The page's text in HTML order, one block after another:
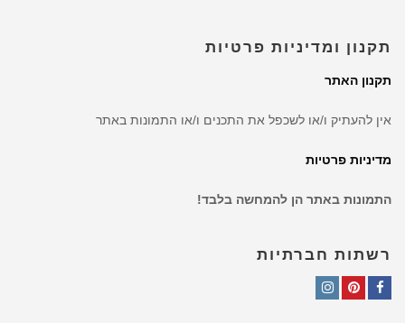
תקנון ומדיניות פרטיות
תקנון האתר
אין להעתיק ו/או לשכפל את התכנים ו/או התמונות באתר
מדיניות פרטיות
התמונות באתר הן להמחשה בלבד!
רשתות חברתיות